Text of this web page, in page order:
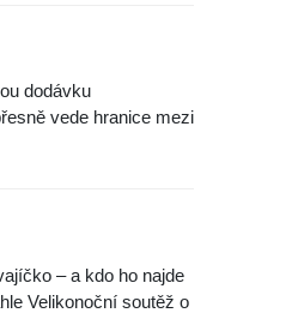
dodávku
vede hranice mezi
– a kdo ho najde
Velikonoční soutěž o